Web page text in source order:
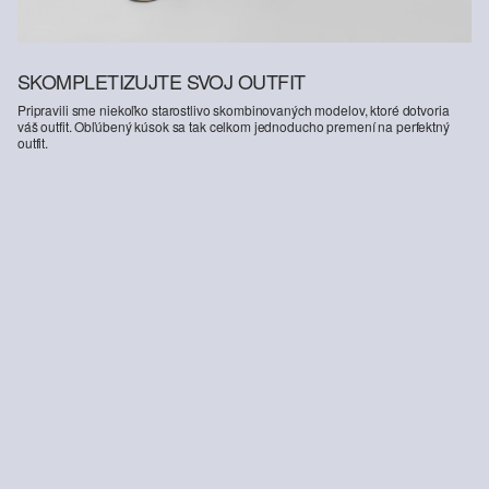
SKOMPLETIZUJTE SVOJ OUTFIT
Pripravili sme niekoľko starostlivo skombinovaných modelov, ktoré dotvoria
váš outfit. Obľúbený kúsok sa tak celkom jednoducho premení na perfektný
outfit.